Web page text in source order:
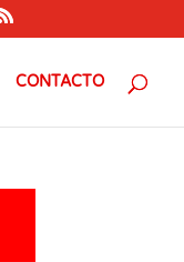
CONTACTO